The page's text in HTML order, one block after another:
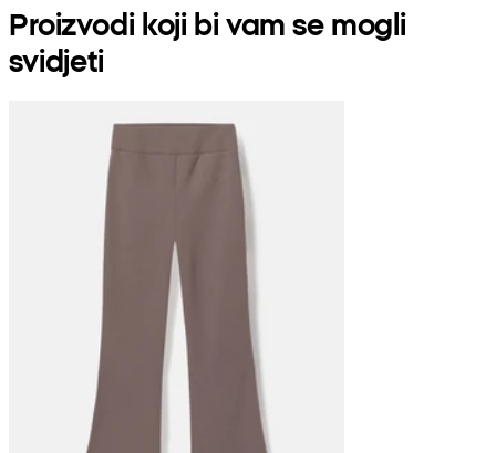
Proizvodi koji bi vam se mogli
svidjeti